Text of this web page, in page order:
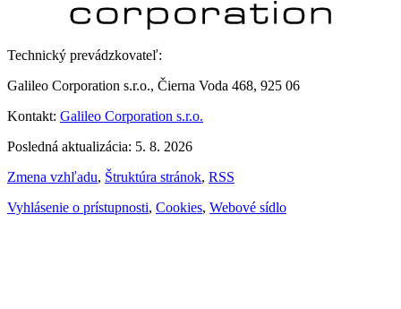
Technický prevádzkovateľ:
Galileo Corporation s.r.o., Čierna Voda 468, 925 06
Kontakt: Galileo Corporation s.r.o.
Posledná aktualizácia: 5. 8. 2026
Zmena vzhľadu, Štruktúra stránok, RSS
Vyhlásenie o prístupnosti, Cookies, Webové sídlo